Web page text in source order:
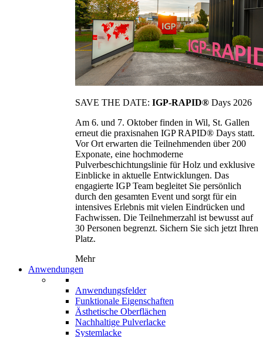
SAVE THE DATE: IGP-RAPID® Days 2026
Am 6. und 7. Oktober finden in Wil, St. Gallen
erneut die praxisnahen IGP RAPID® Days statt.
Vor Ort erwarten die Teilnehmenden über 200
Exponate, eine hochmoderne
Pulverbeschichtungslinie für Holz und exklusive
Einblicke in aktuelle Entwicklungen. Das
engagierte IGP Team begleitet Sie persönlich
durch den gesamten Event und sorgt für ein
intensives Erlebnis mit vielen Eindrücken und
Fachwissen. Die Teilnehmerzahl ist bewusst auf
30 Personen begrenzt. Sichern Sie sich jetzt Ihren
Platz.
Mehr
Anwendungen
Anwendungsfelder
Funktionale Eigenschaften
Ästhetische Oberflächen
Nachhaltige Pulverlacke
Systemlacke